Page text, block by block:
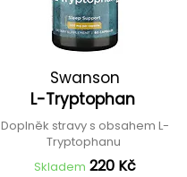
Swanson
L-Tryptophan
Doplněk stravy s obsahem L-
Tryptophanu
Skladem 220 Kč